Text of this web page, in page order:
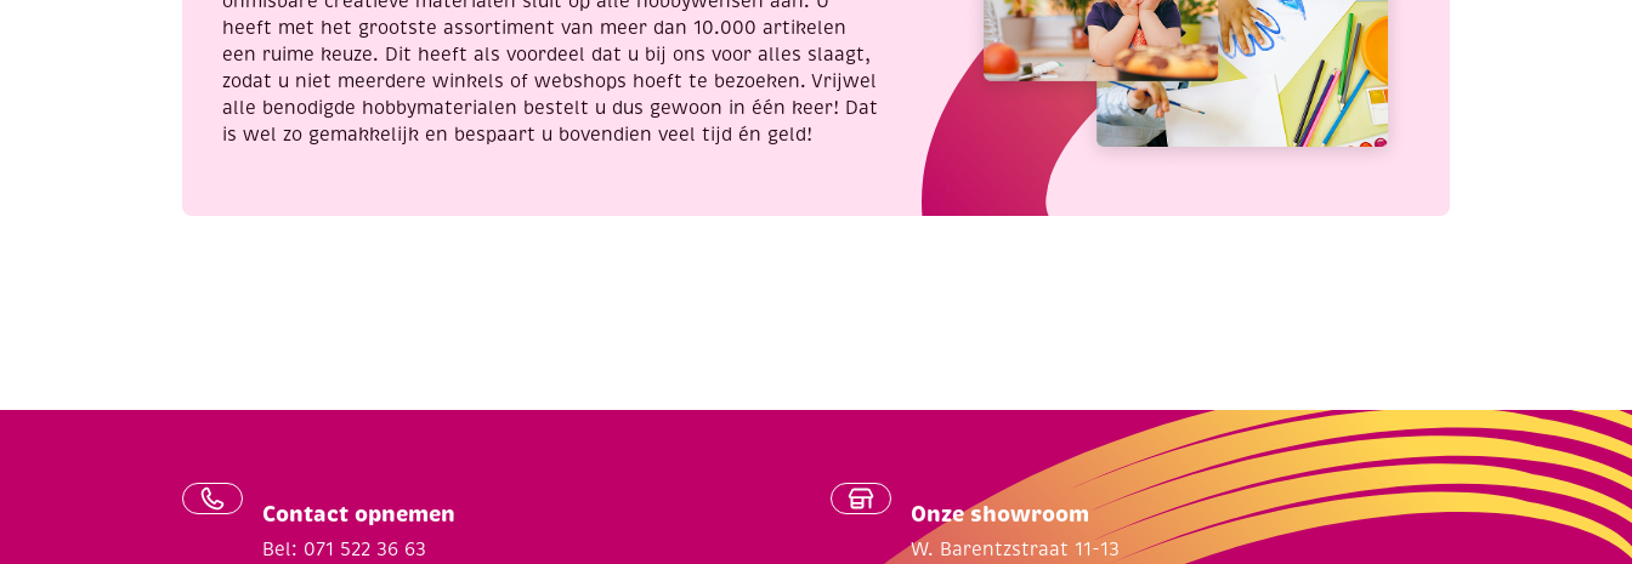
heeft met het grootste assortiment van meer dan 10.000 artikelen
een ruime keuze. Dit heeft als voordeel dat u bij ons voor alles slaagt,
zodat u niet meerdere winkels of webshops hoeft te bezoeken. Vrijwel
alle benodigde hobbymaterialen bestelt u dus gewoon in één keer! Dat
is wel zo gemakkelijk en bespaart u bovendien veel tijd én geld!
Contact opnemen
Bel: 071 522 36 63
Onze showroom
W. Barentzstraat 11-13